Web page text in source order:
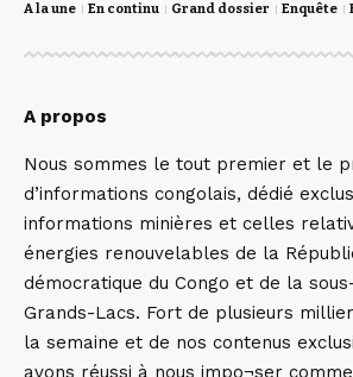
A la une En continu Grand dossier Enquête
A propos
Nous sommes le tout premier et le
d’informations congolais, dédié
informations minières et celles
énergies renouvelables de la
démocratique du Congo et de la
Grands-Lacs. Fort de plusieurs
la semaine et de nos contenus
avons réussi à nous impo¬ser